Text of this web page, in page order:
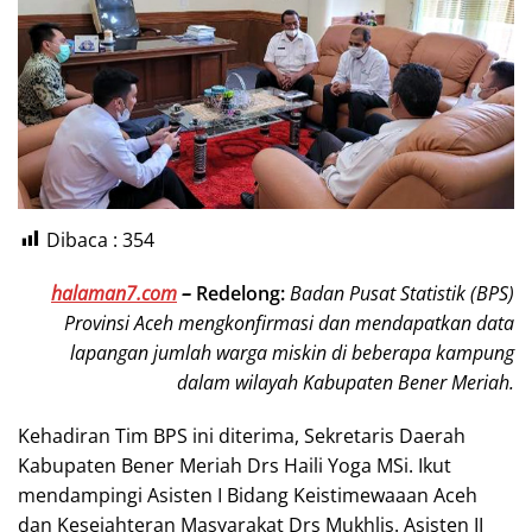
Dibaca : 354
halaman7.com– Redelong:Badan Pusat Statistik (BPS)
Provinsi Aceh mengkonfirmasi dan mendapatkan data
lapangan jumlah warga miskin di beberapa kampung
dalam wilayah Kabupaten Bener Meriah.
Kehadiran Tim BPS ini diterima, Sekretaris Daerah
Kabupaten Bener Meriah Drs Haili Yoga MSi. Ikut
mendampingi Asisten I Bidang Keistimewaaan Aceh
dan Kesejahteran Masyarakat Drs Mukhlis. Asisten II